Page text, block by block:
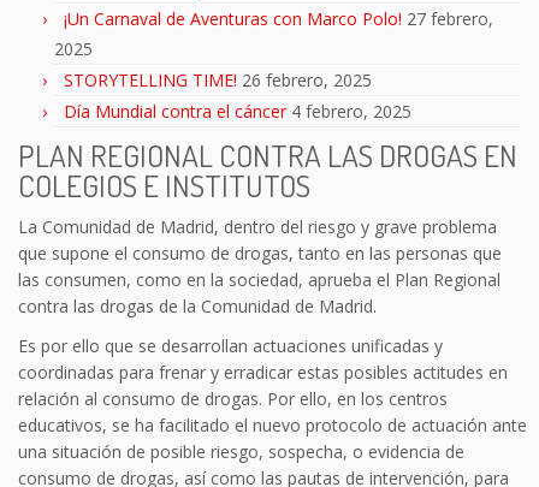
¡Un Carnaval de Aventuras con Marco Polo! 27 febrero,
2025
STORYTELLING TIME! 26 febrero, 2025
Día Mundial contra el cáncer 4 febrero, 2025
PLAN REGIONAL CONTRA LAS DROGAS EN
COLEGIOS E INSTITUTOS
La Comunidad de Madrid, dentro del riesgo y grave problema
que supone el consumo de drogas, tanto en las personas que
las consumen, como en la sociedad, aprueba el Plan Regional
contra las drogas de la Comunidad de Madrid.
Es por ello que se desarrollan actuaciones unificadas y
coordinadas para frenar y erradicar estas posibles actitudes en
relación al consumo de drogas. Por ello, en los centros
educativos, se ha facilitado el nuevo protocolo de actuación ante
una situación de posible riesgo, sospecha, o evidencia de
consumo de drogas, así como las pautas de intervención, para